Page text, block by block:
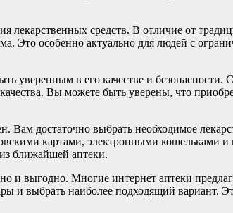
лекарственных средств. В отличие от
Это особенно актуально для людей с
уверенным в его качестве и
Вы можете быть уверены, что
Вам достаточно выбрать необходимое
картами, электронными
ближайшей аптеки.
но и выгодно. Многие интернет аптеки
и выбрать наиболее подходящий вариант.